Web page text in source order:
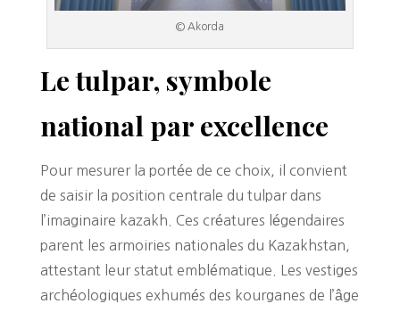
© Akorda
Le tulpar, symbole
national par excellence
Pour mesurer la portée de ce choix, il convient
de saisir la position centrale du tulpar dans
l’imaginaire kazakh. Ces créatures légendaires
parent les armoiries nationales du Kazakhstan,
attestant leur statut emblématique. Les vestiges
archéologiques exhumés des kourganes de l’âge